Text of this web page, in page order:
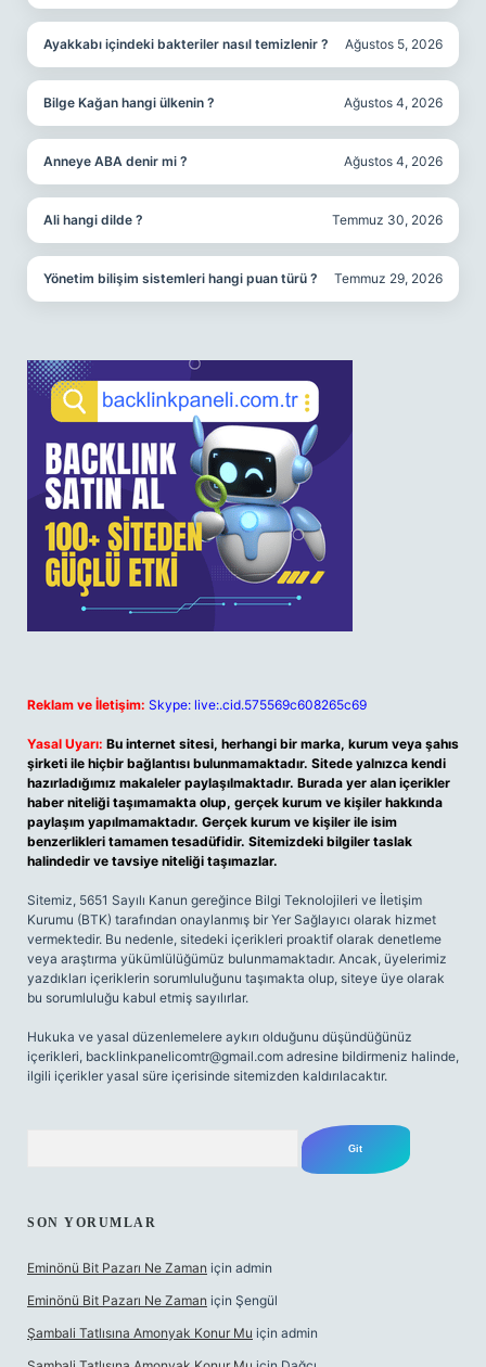
Ayakkabı içindeki bakteriler nasıl temizlenir ? Ağustos 5, 2026
Bilge Kağan hangi ülkenin ? Ağustos 4, 2026
Anneye ABA denir mi ? Ağustos 4, 2026
Ali hangi dilde ? Temmuz 30, 2026
Yönetim bilişim sistemleri hangi puan türü ? Temmuz 29, 2026
Reklam ve İletişim: Skype: live:.cid.575569c608265c69
Yasal Uyarı: Bu internet sitesi, herhangi bir marka, kurum veya şahıs
şirketi ile hiçbir bağlantısı bulunmamaktadır. Sitede yalnızca kendi
hazırladığımız makaleler paylaşılmaktadır. Burada yer alan içerikler
haber niteliği taşımamakta olup, gerçek kurum ve kişiler hakkında
paylaşım yapılmamaktadır. Gerçek kurum ve kişiler ile isim
benzerlikleri tamamen tesadüfidir. Sitemizdeki bilgiler taslak
halindedir ve tavsiye niteliği taşımazlar.
Sitemiz, 5651 Sayılı Kanun gereğince Bilgi Teknolojileri ve İletişim
Kurumu (BTK) tarafından onaylanmış bir Yer Sağlayıcı olarak hizmet
vermektedir. Bu nedenle, sitedeki içerikleri proaktif olarak denetleme
veya araştırma yükümlülüğümüz bulunmamaktadır. Ancak, üyelerimiz
yazdıkları içeriklerin sorumluluğunu taşımakta olup, siteye üye olarak
bu sorumluluğu kabul etmiş sayılırlar.
Hukuka ve yasal düzenlemelere aykırı olduğunu düşündüğünüz
içerikleri, backlinkpanelicomtr@gmail.com adresine bildirmeniz halinde,
ilgili içerikler yasal süre içerisinde sitemizden kaldırılacaktır.
SON YORUMLAR
Eminönü Bit Pazarı Ne Zaman için admin
Eminönü Bit Pazarı Ne Zaman için Şengül
Şambali Tatlısına Amonyak Konur Mu için admin